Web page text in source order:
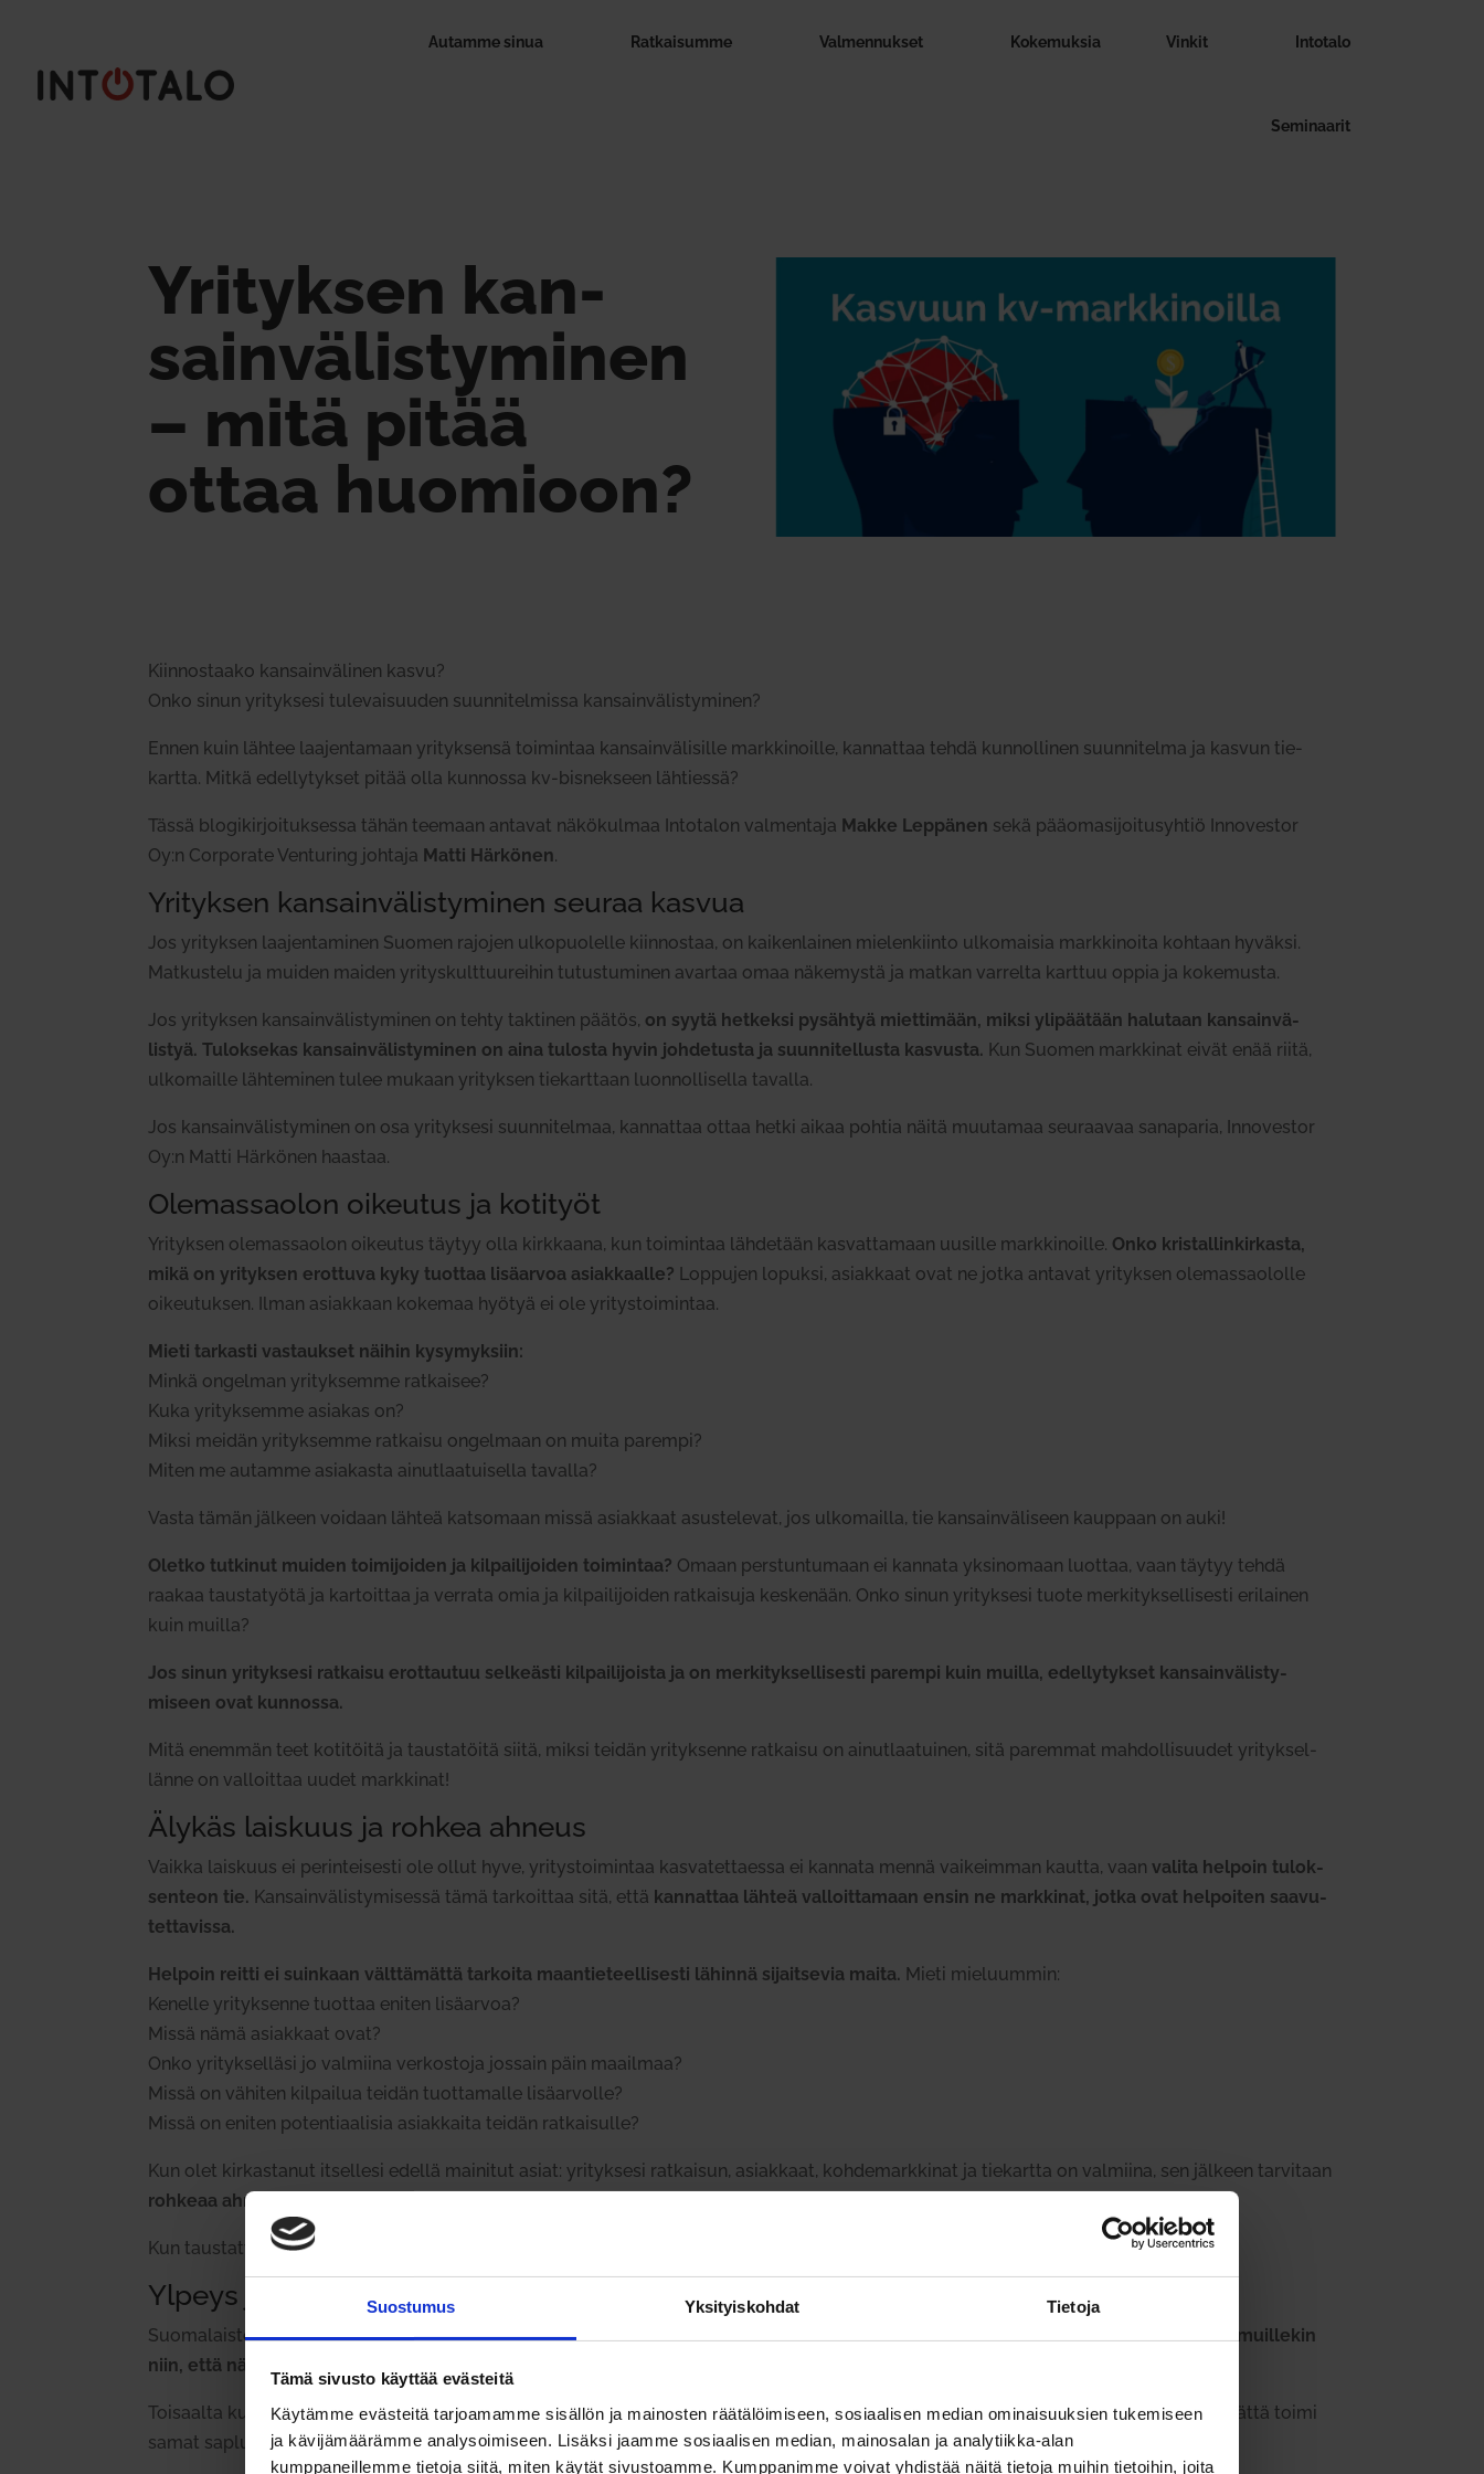
Suostumus Yksityiskohdat Tietoja
Tämä sivusto käyttää evästeitä
Käytämme evästeitä tarjoamamme sisällön ja mainosten räätälöimiseen, sosiaalisen median ominaisuuksien tukemiseen
ja kävijämäärämme analysoimiseen. Lisäksi jaamme sosiaalisen median, mainosalan ja analytiikka-alan
kumppaneillemme tietoja siitä, miten käytät sivustoamme. Kumppanimme voivat yhdistää näitä tietoja muihin tietoihin, joita
Autamme sinua Rat­kai­summe Val­men­nukset Koke­muksia Vinkit Intotalo
Semi­naarit
Yri­tyksen kan­
sain­vä­lis­ty­minen
– mitä pitää
ottaa huo­mioon?
Kiin­nos­taako kan­sain­vä­linen kasvu?
Onko sinun yri­tyksesi tule­vai­suuden suun­ni­tel­missa kan­sain­vä­lis­ty­minen?
Ennen kuin lähtee laa­jen­tamaan yri­tyk­sensä toi­mintaa kan­sain­vä­li­sille mark­ki­noille, kan­nattaa tehdä kun­nol­linen suun­ni­telma ja kasvun tie­
kartta. Mitkä edel­ly­tykset pitää olla kun­nossa kv-bis­nekseen läh­tiessä?
Tässä blo­gi­kir­joi­tuk­sessa tähän teemaan antavat näkö­kulmaa Into­talon val­mentaja Makke Lep­pänen sekä pää­oma­si­joi­tus­yhtiö Inno­vestor
Oy:n Cor­porate Ven­turing johtaja Matti Här­könen.
Yri­tyksen kan­sain­vä­lis­ty­minen seuraa kasvua
Jos yri­tyksen laa­jen­ta­minen Suomen rajojen ulko­puo­lelle kiin­nostaa, on kai­ken­lainen mie­len­kiinto ulko­maisia mark­ki­noita kohtaan hyväksi.
Mat­kustelu ja muiden maiden yri­tys­kult­tuu­reihin tutus­tu­minen avartaa omaa näke­mystä ja matkan var­relta karttuu oppia ja koke­musta.
Jos yri­tyksen kan­sain­vä­lis­ty­minen on tehty tak­tinen päätös, on syytä het­keksi pysähtyä miet­timään, miksi yli­päätään halutaan kan­sain­vä­
listyä. Tulok­sekas kan­sain­vä­lis­ty­minen on aina tulosta hyvin joh­de­tusta ja suun­ni­tel­lusta kas­vusta. Kun Suomen mark­kinat eivät enää riitä,
ulko­maille läh­te­minen tulee mukaan yri­tyksen tie­karttaan luon­nol­li­sella tavalla.
Jos kan­sain­vä­lis­ty­minen on osa yri­tyksesi suun­ni­telmaa, kan­nattaa ottaa hetki aikaa pohtia näitä muu­tamaa seu­raavaa sana­paria, Inno­vestor
Oy:n Matti Här­könen haastaa.
Ole­mas­saolon oikeutus ja kotityöt
Yri­tyksen ole­mas­saolon oikeutus täytyy olla kirk­kaana, kun toi­mintaa läh­detään kas­vat­tamaan uusille mark­ki­noille. Onko kris­tal­lin­kir­kasta,
mikä on yri­tyksen erottuva kyky tuottaa lisä­arvoa asiak­kaalle? Lop­pujen lopuksi, asiakkaat ovat ne jotka antavat yri­tyksen ole­mas­sao­lolle
oikeu­tuksen. Ilman asiakkaan kokemaa hyötyä ei ole yri­tys­toi­mintaa.
Mieti tar­kasti vas­taukset näihin kysy­myksiin:
Minkä ongelman yri­tyk­semme rat­kaisee?
Kuka yri­tyk­semme asiakas on?
Miksi meidän yri­tyk­semme rat­kaisu ongelmaan on muita parempi?
Miten me autamme asia­kasta ainut­laa­tui­sella tavalla?
Vasta tämän jälkeen voidaan lähteä kat­somaan missä asiakkaat asus­te­levat, jos ulko­mailla, tie kan­sain­vä­liseen kauppaan on auki!
Oletko tut­kinut muiden toi­mi­joiden ja kil­pai­li­joiden toi­mintaa? Omaan pers­tun­tumaan ei kannata yksi­nomaan luottaa, vaan täytyy tehdä
raakaa taus­ta­työtä ja kar­toittaa ja verrata omia ja kil­pai­li­joiden rat­kaisuja kes­kenään. Onko sinun yri­tyksesi tuote mer­ki­tyk­sel­li­sesti eri­lainen
kuin muilla?
Jos sinun yri­tyksesi rat­kaisu erot­tautuu sel­keästi kil­pai­li­joista ja on mer­ki­tyk­sel­li­sesti parempi kuin muilla, edel­ly­tykset kan­sain­vä­lis­ty­
miseen ovat kun­nossa.
Mitä enemmän teet koti­töitä ja taus­ta­töitä siitä, miksi teidän yri­tyk­senne rat­kaisu on ainut­laa­tuinen, sitä paremmat mah­dol­li­suudet yri­tyk­sel­
länne on val­loittaa uudet mark­kinat!
Älykäs laiskuus ja rohkea ahneus
Vaikka laiskuus ei perin­tei­sesti ole ollut hyve, yri­tys­toi­mintaa kas­va­tet­taessa ei kannata mennä vai­keimman kautta, vaanvalita helpoin tulok­
senteon tie. Kan­sain­vä­lis­ty­mi­sessä tämä tar­koittaa sitä, että kan­nattaa lähteä val­loit­tamaan ensin ne mark­kinat, jotka ovat hel­poiten saa­vu­
tet­ta­vissa.
Helpoin reitti ei suinkaan vält­tä­mättä tar­koita maan­tie­teel­li­sesti lähinnä sijait­sevia maita. Mieti mie­luummin:
Kenelle yri­tyk­senne tuottaa eniten lisä­arvoa?
Missä nämä asiakkaat ovat?
Onko yri­tyk­selläsi jo val­miina ver­kostoja jossain päin maa­ilmaa?
Missä on vähiten kil­pailua teidän tuot­ta­malle lisä­ar­volle?
Missä on eniten poten­ti­aa­lisia asiak­kaita teidän rat­kai­sulle?
Kun olet kir­kas­tanut itsellesi edellä mai­nitut asiat: yri­tyksesi rat­kaisun, asiakkaat, koh­de­mark­kinat ja tie­kartta on val­miina, sen jälkeen tar­vitaan
rohkeaa ahneutta ja kaasun pai­na­mista pohjaan.
Kun taus­tatyöt on tehty hyvin, voit var­malta poh­jalta lähteä toteut­tamaan suun­ni­tel­maasi kan­sain­vä­lis­ty­mi­sestä.
Ylpeys ja nöyryys
Suo­ma­laisten yri­tysten hel­ma­synti on oman erin­omai­suu­tensa pii­lottelu.
Omasta tuot­teestaan pitää osata olla ylpeä ja näyttää se muil­lekin
niin, että näkyy ja kuuluu.
Toi­saalta kun mennään uuteen mark­kinaan ja kult­tuuriin, pitää olla nöyränä oppi­massa uusia toi­min­ta­tapoja.Ulko­mailla ei vält­tä­mättä toimi
samat sapluunat kuin Suo­messa, vaan omaa toi­mintaa pitää olla valmis myös muut­tamaan.